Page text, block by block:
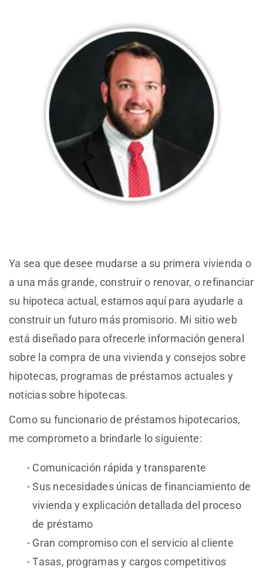
Ya sea que desee mudarse a su primera vivienda o
a una más grande, construir o renovar, o refinanciar
su hipoteca actual, estamos aquí para ayudarle a
construir un futuro más promisorio. Mi sitio web
está diseñado para ofrecerle información general
sobre la compra de una vivienda y consejos sobre
hipotecas, programas de préstamos actuales y
noticias sobre hipotecas.
Como su funcionario de préstamos hipotecarios,
me comprometo a brindarle lo siguiente:
Comunicación rápida y transparente
Sus necesidades únicas de financiamiento de
vivienda y explicación detallada del proceso
de préstamo
Gran compromiso con el servicio al cliente
Tasas, programas y cargos competitivos